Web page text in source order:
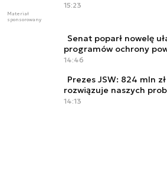
Materiał
sponsorowany
15:23
Senat poparł nowelę
programów ochrony
14:46
Prezes JSW: 824 mln
rozwiązuje naszych
14:13